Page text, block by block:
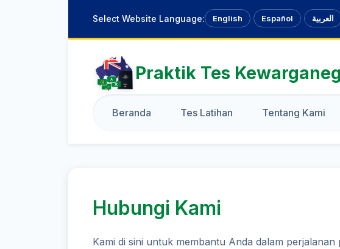
Select Website Language: English Español العربية
Praktik Tes
Beranda Tes Latihan Tentang Kami
Hubungi Kami
Kami di sini untuk membantu Anda dalam